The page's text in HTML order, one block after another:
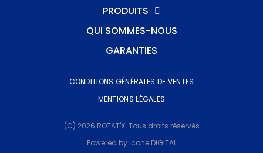
PRODUITS
QUI SOMMES-NOUS
GARANTIES
MENTIONS LÉGALES
CONDITIONS GÉNÉRALES DE VENTES
(C) 2026 ROTAT'X. Tous droits réservés
Powered by icone DIGITAL